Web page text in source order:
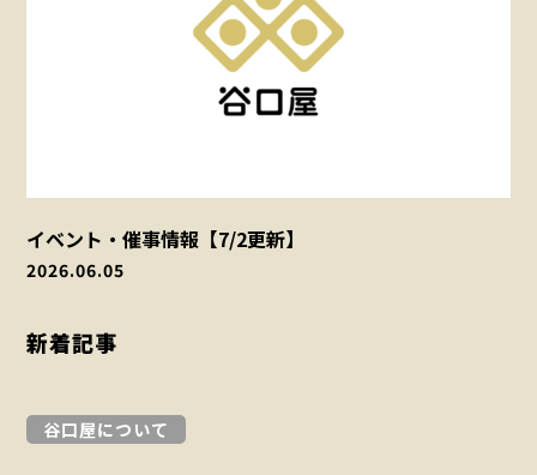
イベント・催事情報【7/2更新】
2026.06.05
新着記事
谷口屋について